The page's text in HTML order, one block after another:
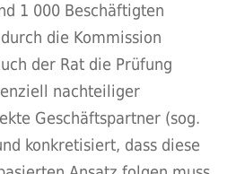
1 000 Beschäftigten
die Kommission
der Rat die Prüfung
nachteiliger
Geschäftspartner (sog.
konkretisiert, dass diese